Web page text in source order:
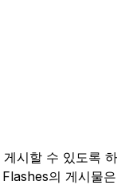
시할 수 있도록
의 게시물